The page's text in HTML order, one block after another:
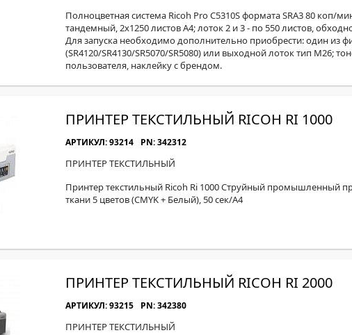
Полноцветная система Ricoh Pro C5310S формата SRA3 80 коп/
тандемный, 2x1250 листов А4; лоток 2 и 3 - по 550 листов,
Для запуска необходимо дополнительно приобрести: один из
(SR4120/SR4130/SR5070/SR5080) или выходной лоток тип M26;
пользователя, наклейку с брендом.
ПРИНТЕР ТЕКСТИЛЬНЫЙ RICOH RI 1000
АРТИКУЛ: 93214 PN: 342312
ПРИНТЕР ТЕКСТИЛЬНЫЙ
Принтер текстильный Ricoh Ri 1000 Струйный промышленный
ткани 5 цветов (CMYK + Белый), 50 сек/А4
ПРИНТЕР ТЕКСТИЛЬНЫЙ RICOH RI 2000
АРТИКУЛ: 93215 PN: 342380
ПРИНТЕР ТЕКСТИЛЬНЫЙ